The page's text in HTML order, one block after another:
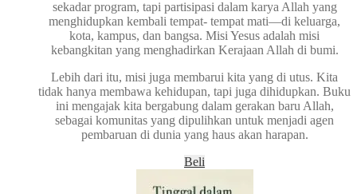
sekadar program, tapi partisipasi dalam karya Allah yang
menghidupkan kembali tempat- tempat mati—di keluarga,
kota, kampus, dan bangsa. Misi Yesus adalah misi
kebangkitan yang menghadirkan Kerajaan Allah di bumi.
Lebih dari itu, misi juga membarui kita yang di utus. Kita
tidak hanya membawa kehidupan, tapi juga dihidupkan. Buku
ini mengajak kita bergabung dalam gerakan baru Allah,
sebagai komunitas yang dipulihkan untuk menjadi agen
pembaruan di dunia yang haus akan harapan.
Beli